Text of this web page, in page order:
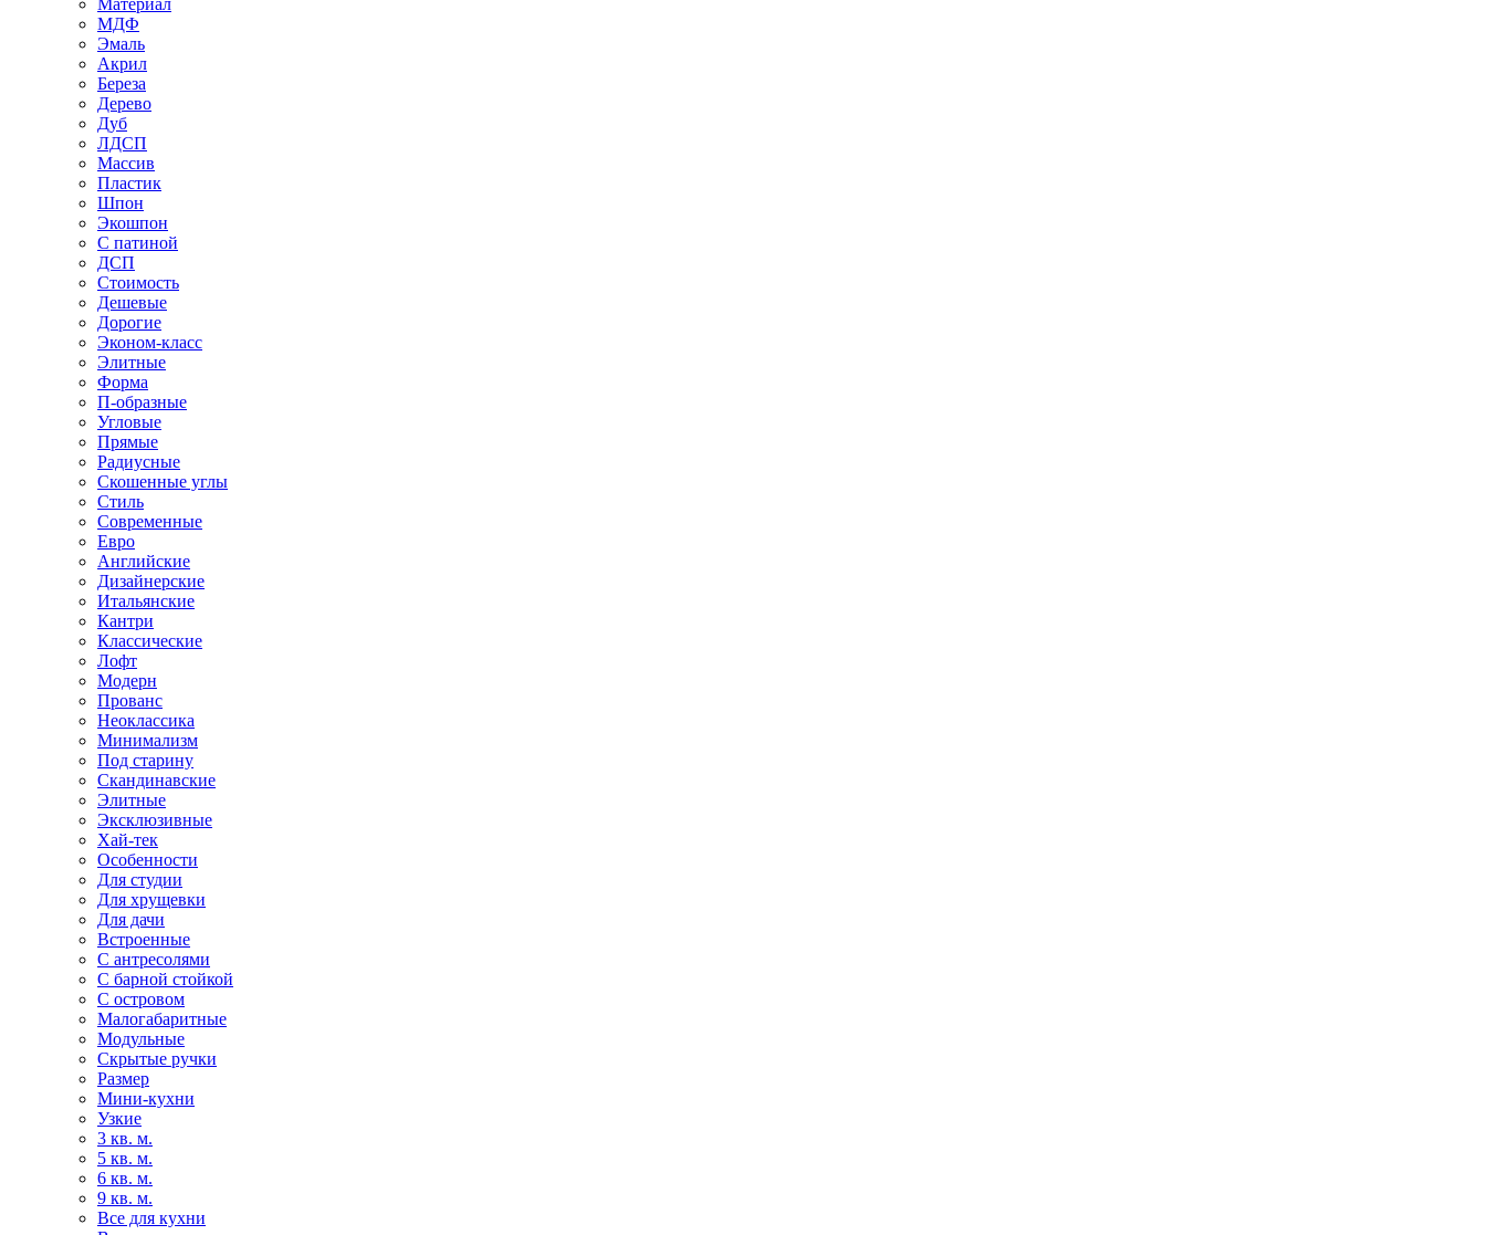
МДФ
Эмаль
Акрил
Береза
Дерево
Дуб
ЛДСП
Массив
Пластик
Шпон
Экошпон
С патиной
ДСП
Стоимость
Дешевые
Дорогие
Эконом-класс
Элитные
Форма
П-образные
Угловые
Прямые
Радиусные
Скошенные углы
Стиль
Современные
Евро
Английские
Дизайнерские
Итальянские
Кантри
Классические
Лофт
Модерн
Прованс
Неоклассика
Минимализм
Под старину
Скандинавские
Элитные
Эксклюзивные
Хай-тек
Особенности
Для студии
Для хрущевки
Для дачи
Встроенные
С антресолями
С барной стойкой
С островом
Малогабаритные
Модульные
Скрытые ручки
Размер
Мини-кухни
Узкие
3 кв. м.
5 кв. м.
6 кв. м.
9 кв. м.
Все для кухни